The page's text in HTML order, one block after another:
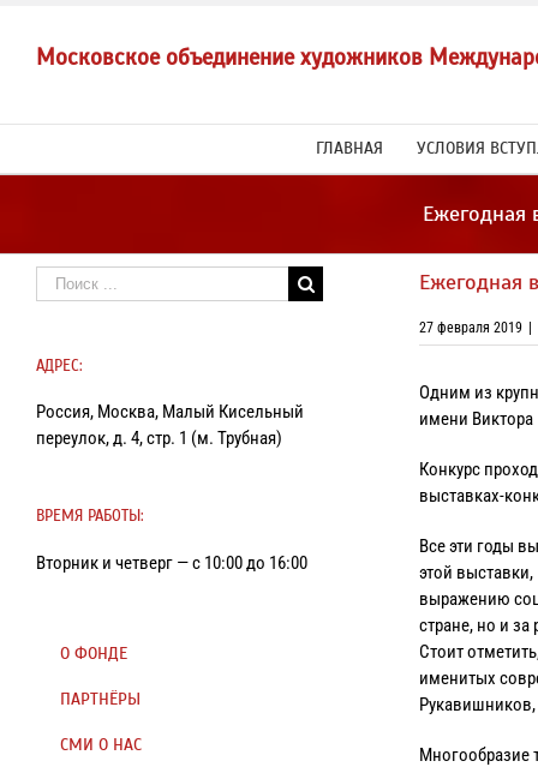
contentМосковское объединение художников
ГЛАВНАЯ УСЛОВИЯ
Ежегодная
Ежегодная
27 февраля 2019
Одним из
имени
Конкурс
выставках-
Все эти годы
этой
выражению
стране, но и
Стоит
именитых
Многообразие
Результат
поиска:
АДРЕС:
Россия, Москва, Малый Кисельный
переулок, д. 4, стр. 1 (м. Трубная)
ВРЕМЯ РАБОТЫ:
Вторник и четверг — с 10:00 до 16:00
О ФОНДЕ
ПАРТНЁРЫ
СМИ О НАС